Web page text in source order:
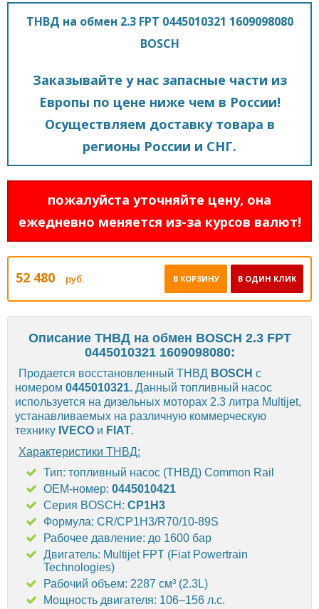
ТНВД на обмен 2.3 FPT 0445010321 1609098080
BOSCH
Заказывайте у нас запасные части из
Европы по цене ниже чем в России!
Осуществляем доставку товара в
регионы России и СНГ.
пожалуйста уточняйте цену, она
ежедневно меняется из-за курсов валют!
52 480 руб. В ОДИН КЛИК
В КОРЗИНУ
Описание ТНВД на обмен BOSCH 2.3 FPT
0445010321 1609098080:
Продается восстановленный ТНВД BOSCH с
номером 0445010321. Данный топливный насос
используется на дизельных моторах 2.3 литра Multijet,
устанавливаемых на различную коммерческую
технику IVECO и FIAT.
Характеристики ТНВД:
Тип: топливный насос (ТНВД) Common Rail
OEM-номер: 0445010421
Серия BOSCH: CP1H3
Формула: CR/CP1H3/R70/10-89S
Рабочее давление: до 1600 бар
Двигатель: Multijet FPT (Fiat Powertrain
Technologies)
Рабочий объем: 2287 см³ (2.3L)
Мощность двигателя: 106–156 л.с.